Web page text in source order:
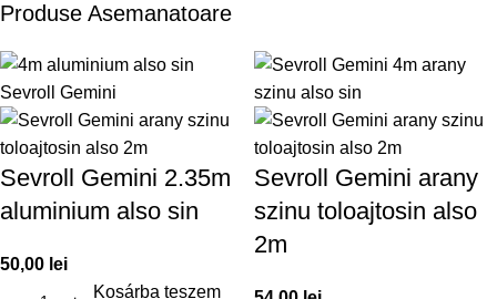
Produse Asemanatoare
Sevroll Gemini 2.35m
aluminium also sin
50,00 lei
Kosárba teszem
Sevroll Gemini arany
szinu toloajtosin also
2m